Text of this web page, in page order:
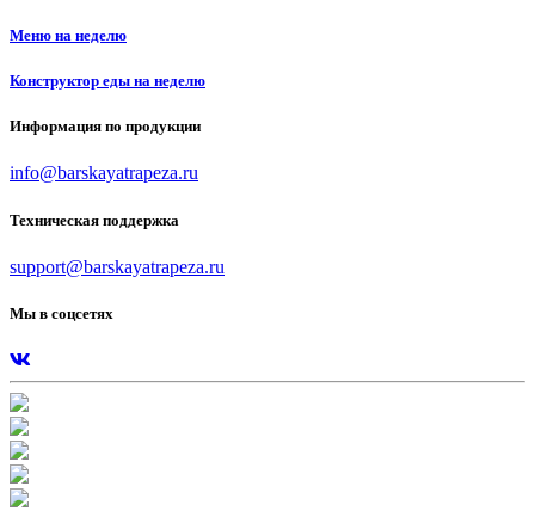
Меню на неделю
Конструктор еды на неделю
Информация по продукции
info@barskayatrapeza.ru
Техническая поддержка
support@barskayatrapeza.ru
Мы в соцсетях